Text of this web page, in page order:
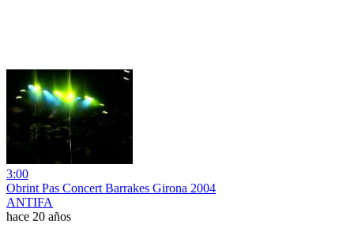
3:00
Obrint Pas Concert Barrakes Girona 2004
ANTIFA
hace 20 años